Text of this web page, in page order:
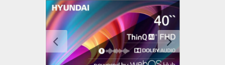
Previous Next